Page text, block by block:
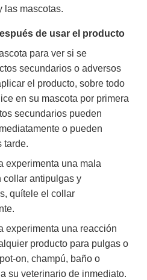
las mascotas.
de usar el producto
para ver si se
secundarios o adversos
el producto, sobre todo
en su mascota por primera
secundarios pueden
o pueden
tarde.
experimenta una mala
collar antipulgas y
quítele el collar
experimenta una reacción
producto para pulgas o
on, champú, baño o
su veterinario de inmediato.